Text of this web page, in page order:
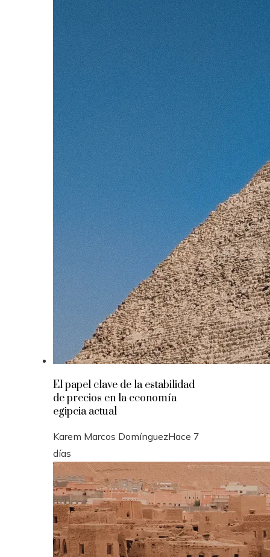
El papel clave de la estabilidad
de precios en la economía
egipcia actual
Karem Marcos DomínguezHace 7
días